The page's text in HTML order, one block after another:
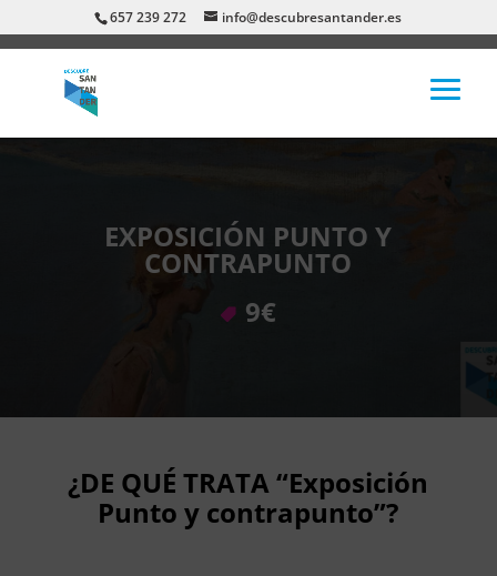
657 239 272 info@descubresantander.es
EXPOSICIÓN PUNTO Y
CONTRAPUNTO
9€
¿DE QUÉ TRATA “Exposición
Punto y contrapunto”?